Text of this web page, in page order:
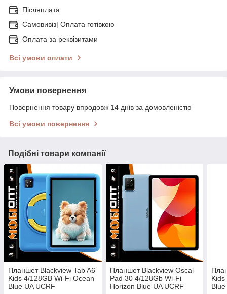
Післяплата
Самовивіз| Оплата готівкою
Оплата за реквізитами
Всі умови оплати
Умови повернення
Повернення товару впродовж 14 днів за домовленістю
Всі умови повернення
Подібні товари компанії
Планшет Blackview Tab A6
Kids 4/128GB Wi-Fi Ocean
Blue UA UCRF
Планшет Blackview Oscal
Pad 30 4/128Gb Wi-Fi
Horizon Blue UA UCRF